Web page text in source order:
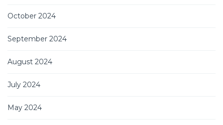
October 2024
September 2024
August 2024
July 2024
May 2024